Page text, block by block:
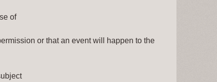
of
or that an event will happen to the